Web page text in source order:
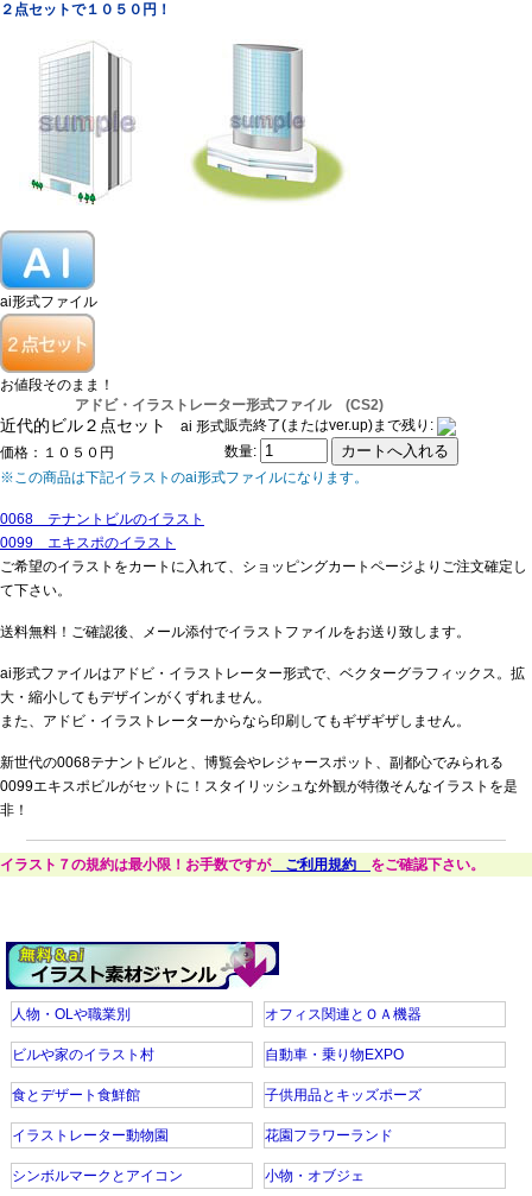
２点セットで１０５０円！
ai形式ファイル
お値段そのまま！
アドビ・イラストレーター形式ファイル (CS2)
近代的ビル２点セット ai 形式販売終了(またはver.up)まで残り:
数量:
価格：１０５０円
※この商品は下記イラストのai形式ファイルになります。
0068 テナントビルのイラスト
0099 エキスポのイラスト
ご希望のイラストをカートに入れて、ショッピングカートページよりご注文確定し
て下さい。
送料無料！ご確認後、メール添付でイラストファイルをお送り致します。
ai形式ファイルはアドビ・イラストレーター形式で、ベクターグラフィックス。拡
大・縮小してもデザインがくずれません。
また、アドビ・イラストレーターからなら印刷してもギザギザしません。
新世代の0068テナントビルと、博覧会やレジャースポット、副都心でみられる
0099エキスポビルがセットに！スタイリッシュな外観が特徴そんなイラストを是
非！
イラスト７の規約は最小限！お手数ですがご利用規約 をご確認下さい。
人物・OLや職業別 オフィス関連とＯＡ機器
ビルや家のイラスト村 自動車・乗り物EXPO
食とデザート食鮮館 子供用品とキッズポーズ
イラストレーター動物園 花園フラワーランド
シンボルマークとアイコン 小物・オブジェ